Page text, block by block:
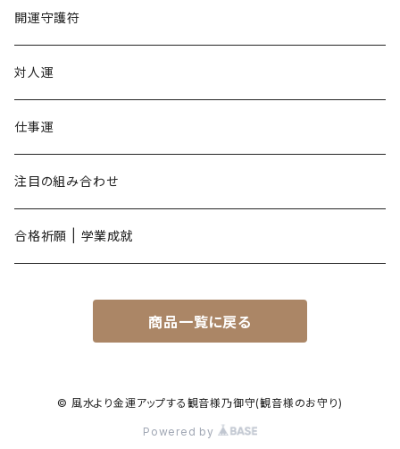
未年
申年
酉年
戌年
亥年
開運守護符
対人運
仕事運
注目の組み合わせ
合格祈願 | 学業成就
商品一覧に戻る
© 風水より金運アップする観音様乃御守(観音様のお守り)
Powered by